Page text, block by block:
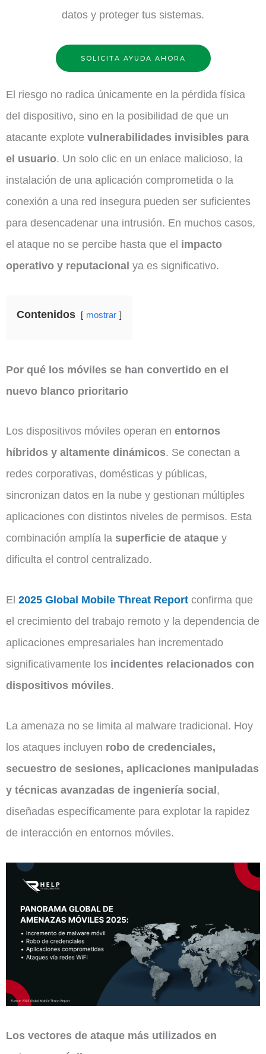
datos y proteger tus sistemas.
SOLICITA AYUDA AHORA
El riesgo no radica únicamente en la pérdida física
del dispositivo, sino en la posibilidad de que un
atacante explote vulnerabilidades invisibles para
el usuario. Un solo clic en un enlace malicioso, la
instalación de una aplicación comprometida o la
conexión a una red insegura pueden ser suficientes
para desencadenar una intrusión. En muchos casos,
el ataque no se percibe hasta que el impacto
operativo y reputacional ya es significativo.
Contenidos mostrar
Por qué los móviles se han convertido en el
nuevo blanco prioritario
Los dispositivos móviles operan en entornos
híbridos y altamente dinámicos. Se conectan a
redes corporativas, domésticas y públicas,
sincronizan datos en la nube y gestionan múltiples
aplicaciones con distintos niveles de permisos. Esta
combinación amplía la superficie de ataque y
dificulta el control centralizado.
El 2025 Global Mobile Threat Report confirma que
el crecimiento del trabajo remoto y la dependencia de
aplicaciones empresariales han incrementado
significativamente los incidentes relacionados con
dispositivos móviles.
La amenaza no se limita al malware tradicional. Hoy
los ataques incluyen robo de credenciales,
secuestro de sesiones, aplicaciones manipuladas
y técnicas avanzadas de ingeniería social,
diseñadas específicamente para explotar la rapidez
de interacción en entornos móviles.
Los vectores de ataque más utilizados en